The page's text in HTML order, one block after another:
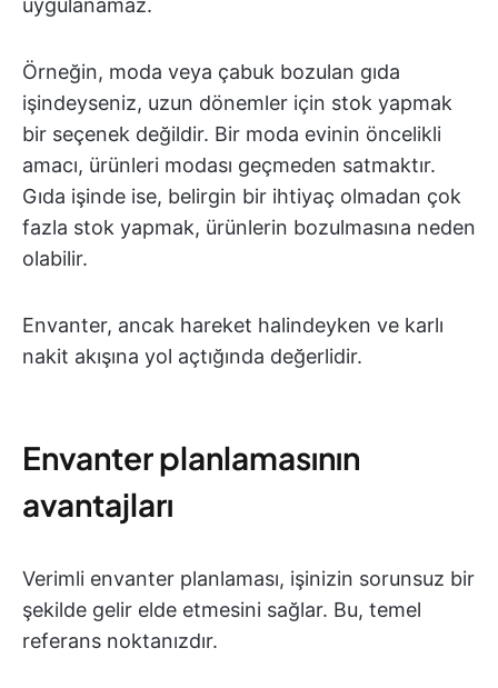
uygulanamaz.
Örneğin, moda veya çabuk bozulan gıda
işindeyseniz, uzun dönemler için stok yapmak
bir seçenek değildir. Bir moda evinin öncelikli
amacı, ürünleri modası geçmeden satmaktır.
Gıda işinde ise, belirgin bir ihtiyaç olmadan çok
fazla stok yapmak, ürünlerin bozulmasına neden
olabilir.
Envanter, ancak hareket halindeyken ve karlı
nakit akışına yol açtığında değerlidir.
Envanter planlamasının
avantajları
Verimli envanter planlaması, işinizin sorunsuz bir
şekilde gelir elde etmesini sağlar. Bu, temel
referans noktanızdır.